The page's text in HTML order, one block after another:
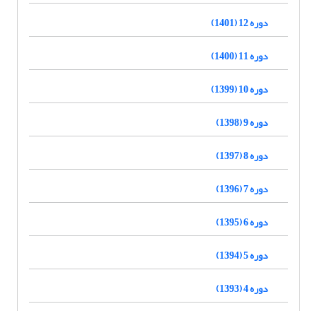
دوره 12 (1401)
دوره 11 (1400)
دوره 10 (1399)
دوره 9 (1398)
دوره 8 (1397)
دوره 7 (1396)
دوره 6 (1395)
دوره 5 (1394)
دوره 4 (1393)